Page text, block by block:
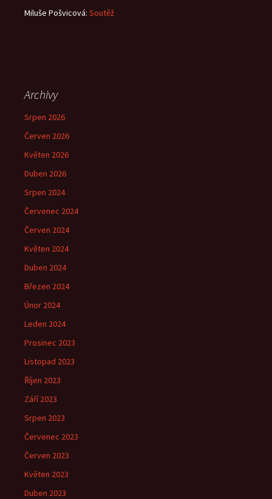
Miluše Pošvicová: Soutěž
Archivy
Srpen 2026
Červen 2026
Květen 2026
Duben 2026
Srpen 2024
Červenec 2024
Červen 2024
Květen 2024
Duben 2024
Březen 2024
Únor 2024
Leden 2024
Prosinec 2023
Listopad 2023
Říjen 2023
Září 2023
Srpen 2023
Červenec 2023
Červen 2023
Květen 2023
Duben 2023